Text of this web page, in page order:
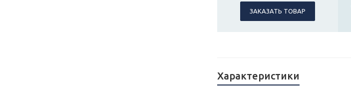
ЗАКАЗАТЬ ТОВАР
Характеристики